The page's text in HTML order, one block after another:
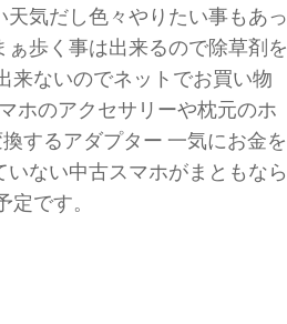
気だし色々やりたい事もあっ
歩く事は出来るので除草剤を
来ないのでネットでお買い物
ホのアクセサリーや枕元のホ
するアダプター 一気にお金を
ない中古スマホがまともなら
です。